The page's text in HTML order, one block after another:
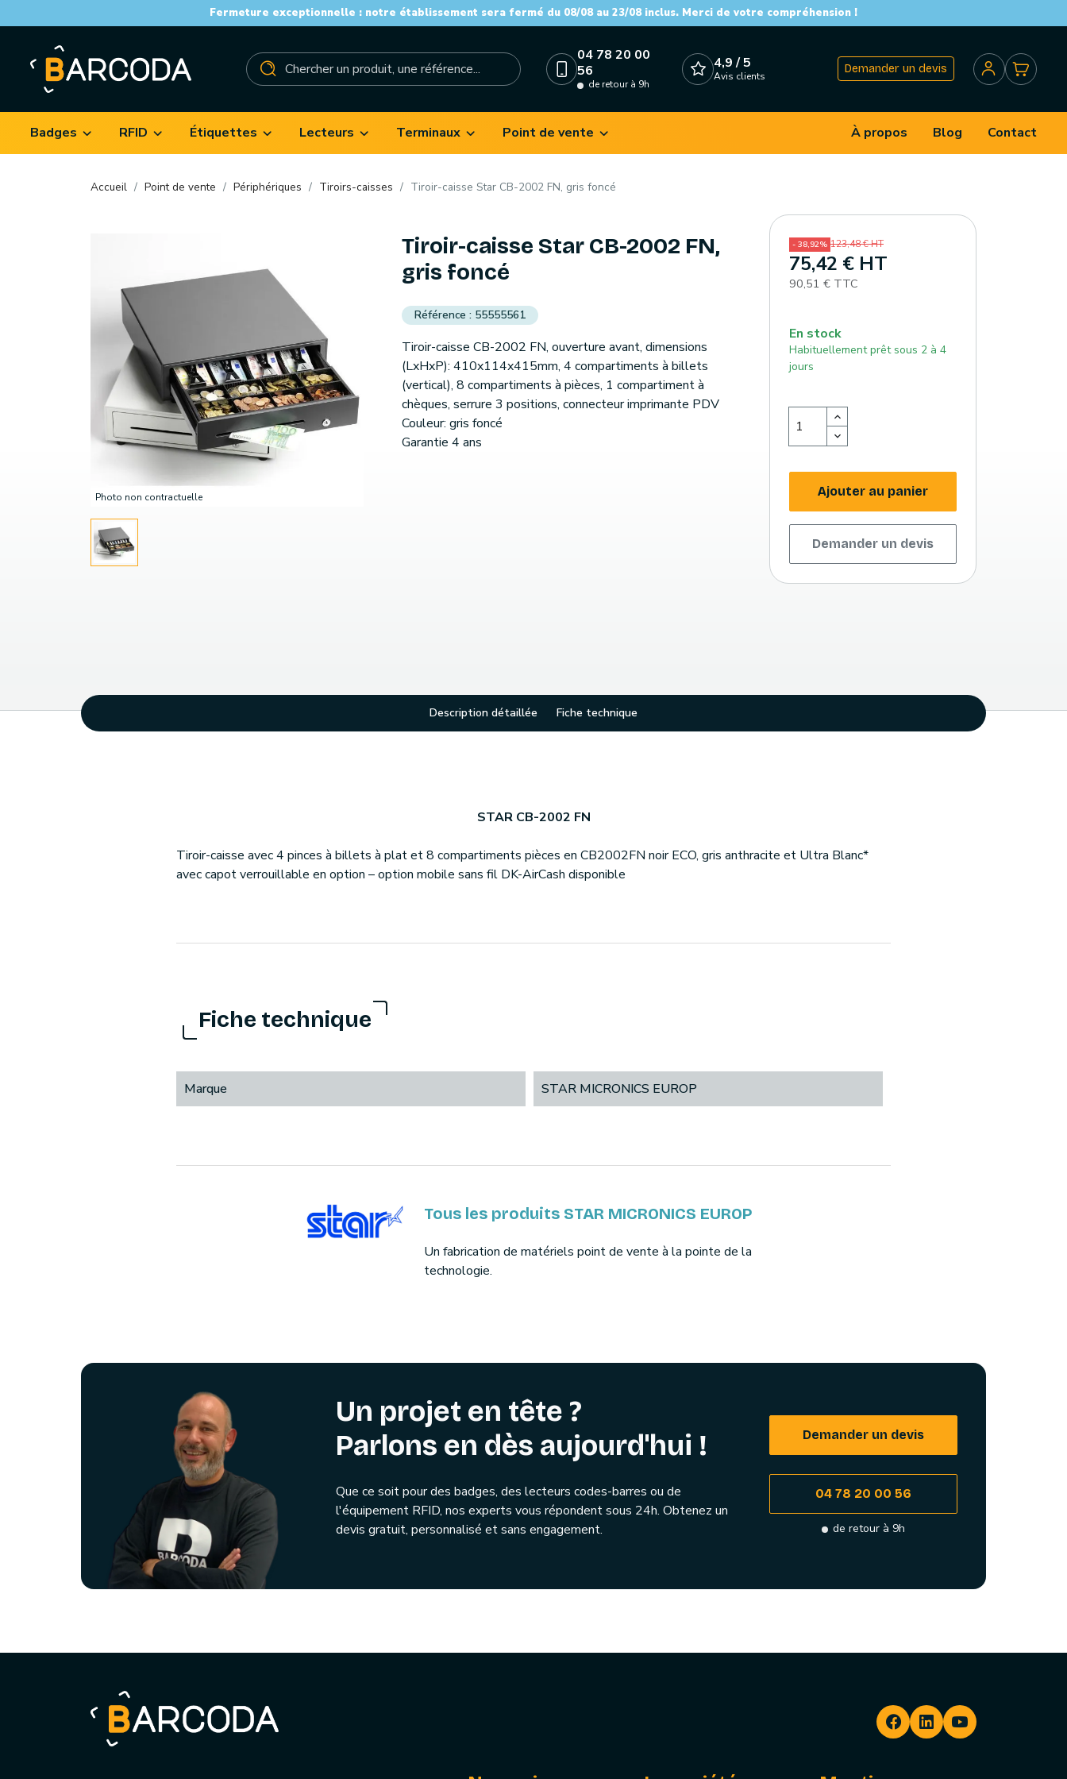
Fermeture exceptionnelle : notre établissement sera fermé du 08/08 au 23/08 inclus. Merci de votre compréhension !
04 78 20 00
56
de retour à 9h
4,9 / 5
Avis clients
Demander un devis
Badges RFID Étiquettes Lecteurs Terminaux Point de vente À propos Blog Contact
Accueil Point de vente Périphériques Tiroirs-caisses Tiroir-caisse Star CB-2002 FN, gris foncé
Photo non contractuelle
Tiroir-caisse Star CB-2002 FN,
gris foncé
55555561
Tiroir-caisse CB-2002 FN, ouverture avant, dimensions
(LxHxP): 410x114x415mm, 4 compartiments à billets
(vertical), 8 compartiments à pièces, 1 compartiment à
chèques, serrure 3 positions, connecteur imprimante PDV
Couleur: gris foncé
Garantie 4 ans
- 38,92% 123,48 € HT
75,42 € HT
90,51 € TTC
En stock
Habituellement prêt sous 2 à 4
jours
Ajouter au panier
Demander un devis
Description détaillée Fiche technique
STAR CB-2002 FN
Tiroir-caisse avec 4 pinces à billets à plat et 8 compartiments pièces en CB2002FN noir ECO, gris anthracite et Ultra Blanc*
avec capot verrouillable en option – option mobile sans fil DK-AirCash disponible
Fiche technique
Marque STAR MICRONICS EUROP
Tous les produits STAR MICRONICS EUROP
Un fabrication de matériels point de vente à la pointe de la
technologie.
Un projet en tête ?
Parlons en dès aujourd'hui !
Que ce soit pour des badges, des lecteurs codes-barres ou de
l'équipement RFID, nos experts vous répondent sous 24h. Obtenez un
devis gratuit, personnalisé et sans engagement.
Demander un devis
04 78 20 00 56
de retour à 9h